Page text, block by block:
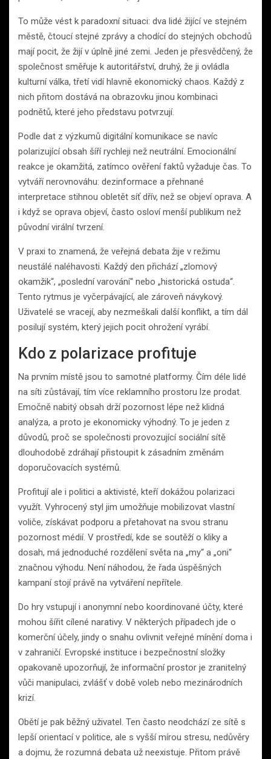
To může vést k paradoxní situaci: dva lidé žijící ve stejném
městě, čtoucí stejné zprávy a chodící do stejných obchodů
mají pocit, že žijí v úplně jiné zemi. Jeden je přesvědčený, že
společnost směřuje k autoritářství, druhý, že ji ovládla
kulturní válka, třetí vidí hlavně ekonomický chaos. Každý z
nich přitom dostává na obrazovku jinou kombinaci
podnětů, které jeho představu potvrzují.
Podle dat z výzkumů digitální komunikace se navíc
polarizující obsah šíří rychleji než neutrální. Emocionální
reakce je okamžitá, zatímco ověření faktů vyžaduje čas. To
vytváří nerovnováhu: dezinformace a přehnané
interpretace stihnou obletět síť dřív, než se objeví oprava. A
i když se oprava objeví, často osloví menší publikum než
původní virální tvrzení.
V praxi to znamená, že veřejná debata žije v režimu
neustálé naléhavosti. Každý den přichází „zlomový
okamžik“, „poslední varování“ nebo „historická ostuda“.
Tento rytmus je vyčerpávající, ale zároveň návykový.
Uživatelé se vracejí, aby nezmeškali další konflikt, a tím dál
posilují systém, který jejich pocit ohrožení vyrábí.
Kdo z polarizace profituje
Na prvním místě jsou to samotné platformy. Čím déle lidé
na síti zůstávají, tím více reklamního prostoru lze prodat.
Emočně nabitý obsah drží pozornost lépe než klidná
analýza, a proto je ekonomicky výhodný. To je jeden z
důvodů, proč se společnosti provozující sociální sítě
dlouhodobě zdráhají přistoupit k zásadním změnám
doporučovacích systémů.
Profitují ale i politici a aktivisté, kteří dokážou polarizaci
využít. Vyhrocený styl jim umožňuje mobilizovat vlastní
voliče, získávat podporu a přetahovat na svou stranu
pozornost médií. V prostředí, kde se soutěží o kliky a
dosah, má jednoduché rozdělení světa na „my“ a „oni“
značnou výhodu. Není náhodou, že řada úspěšných
kampaní stojí právě na vytváření nepřítele.
Do hry vstupují i anonymní nebo koordinované účty, které
mohou šířit cílené narativy. V některých případech jde o
komerční účely, jindy o snahu ovlivnit veřejné mínění doma i
v zahraničí. Evropské instituce i bezpečnostní složky
opakovaně upozorňují, že informační prostor je zranitelný
vůči manipulaci, zvlášť v době voleb nebo mezinárodních
krizí.
Obětí je pak běžný uživatel. Ten často neodchází ze sítě s
lepší orientací v politice, ale s vyšší mírou stresu, nedůvěry
a dojmu, že rozumná debata už neexistuje. Přitom právě